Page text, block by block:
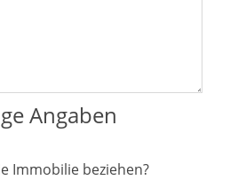
Angaben
Immobilie beziehen?